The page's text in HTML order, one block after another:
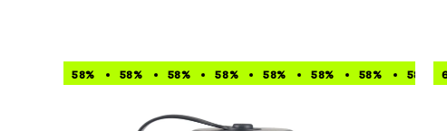
58% 58% 58% 58% 58% 58% 58% 58%